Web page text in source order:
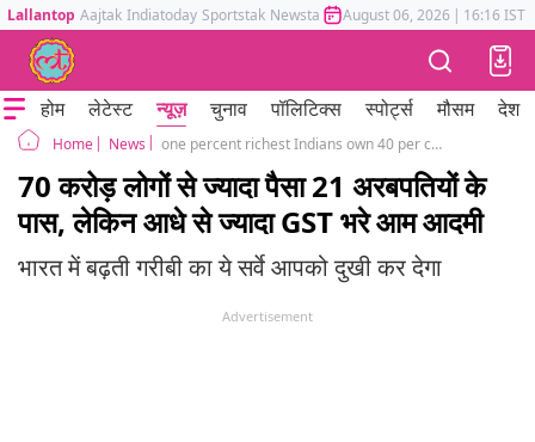
Lallantop Aajtak Indiatoday Sportstak Newstak Mumbai Tak Astrotak
August 06, 2026 | 16:16 IST
होम लेटेस्ट न्यूज़ चुनाव पॉलिटिक्स स्पोर्ट्स मौसम देश
Home News one percent richest Indians own 40 per cent of total wealth Oxfam
70 करोड़ लोगों से ज्यादा पैसा 21 अरबपतियों के
पास, लेकिन आधे से ज्यादा GST भरे आम आदमी
भारत में बढ़ती गरीबी का ये सर्वे आपको दुखी कर देगा
Advertisement